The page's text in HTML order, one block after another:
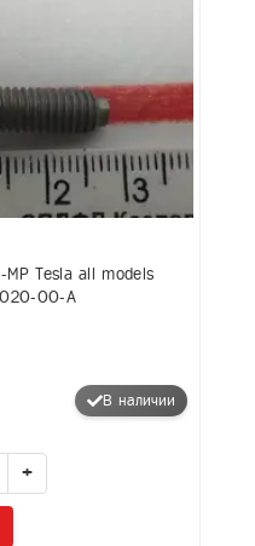
MP Tesla all models
00-A
В наличии
+